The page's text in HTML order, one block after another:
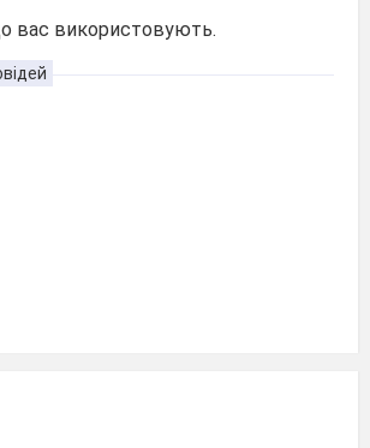
вас використовують.